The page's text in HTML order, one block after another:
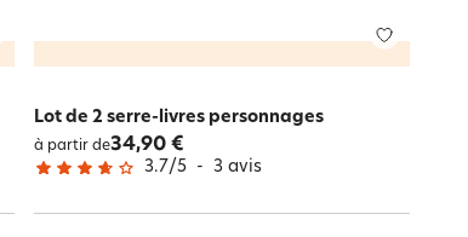
Lot de 2 serre-livres personnages
à partir de34,90 €
3.7/5 - 3 avis